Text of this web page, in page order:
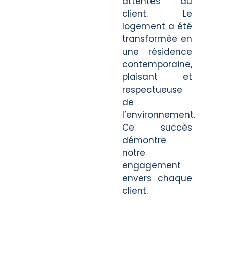
client. Le
logement a été
transformée en
une résidence
contemporaine,
plaisant et
respectueuse
de
l’environnement.
Ce succès
démontre
notre
engagement
envers chaque
client.